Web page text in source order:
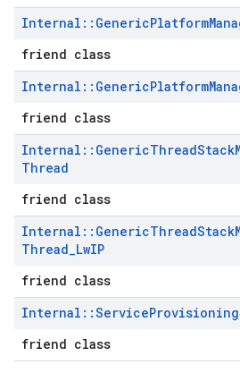
Internal :: GenericPlatform
friend class
Internal :: GenericPlatform
friend class
Internal :: GenericThreadStack
Thread
friend class
Internal :: GenericThreadStack
Thread_LwIP
friend class
Internal ::ServiceProvisioning
friend class